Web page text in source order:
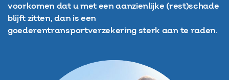
voorkomen dat u met een aanzienlijke (rest)schade
blijft zitten, dan is een
goederentransportverzekering sterk aan te raden.